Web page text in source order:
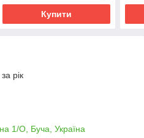
Купити
рік
1/О, Буча, Україна